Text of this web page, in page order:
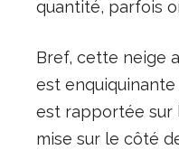
quantité, parfois
Bref, cette neige
est
est rapportée sur
mise sur le côté